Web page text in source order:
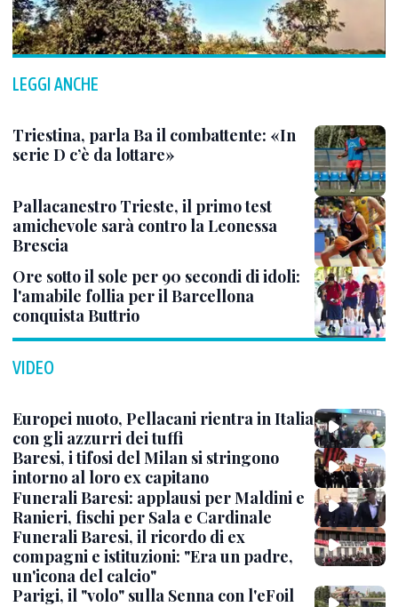
LEGGI ANCHE
Triestina, parla Ba il combattente: «In
serie D c’è da lottare»
Pallacanestro Trieste, il primo test
amichevole sarà contro la Leonessa
Brescia
Ore sotto il sole per 90 secondi di idoli:
l'amabile follia per il Barcellona
conquista Buttrio
VIDEO
Europei nuoto, Pellacani rientra in Italia
con gli azzurri dei tuffi
Baresi, i tifosi del Milan si stringono
intorno al loro ex capitano
Funerali Baresi: applausi per Maldini e
Ranieri, fischi per Sala e Cardinale
Funerali Baresi, il ricordo di ex
compagni e istituzioni: "Era un padre,
un'icona del calcio"
Parigi, il "volo" sulla Senna con l'eFoil